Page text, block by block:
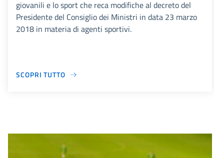
giovanili e lo sport che reca modifiche al decreto del
Presidente del Consiglio dei Ministri in data 23 marzo
2018 in materia di agenti sportivi.
SCOPRI TUTTO